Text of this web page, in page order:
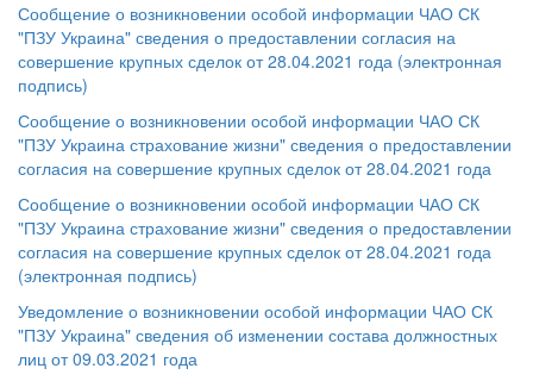
Сообщение о возникновении особой информации ЧАО СК
"ПЗУ Украина" сведения о предоставлении согласия на
совершение крупных сделок от 28.04.2021 года (электронная
подпись)
Сообщение о возникновении особой информации ЧАО СК
"ПЗУ Украина страхование жизни" сведения о предоставлении
согласия на совершение крупных сделок от 28.04.2021 года
Сообщение о возникновении особой информации ЧАО СК
"ПЗУ Украина страхование жизни" сведения о предоставлении
согласия на совершение крупных сделок от 28.04.2021 года
(электронная подпись)
Уведомление о возникновении особой информации ЧАО СК
"ПЗУ Украина" сведения об изменении состава должностных
лиц от 09.03.2021 года